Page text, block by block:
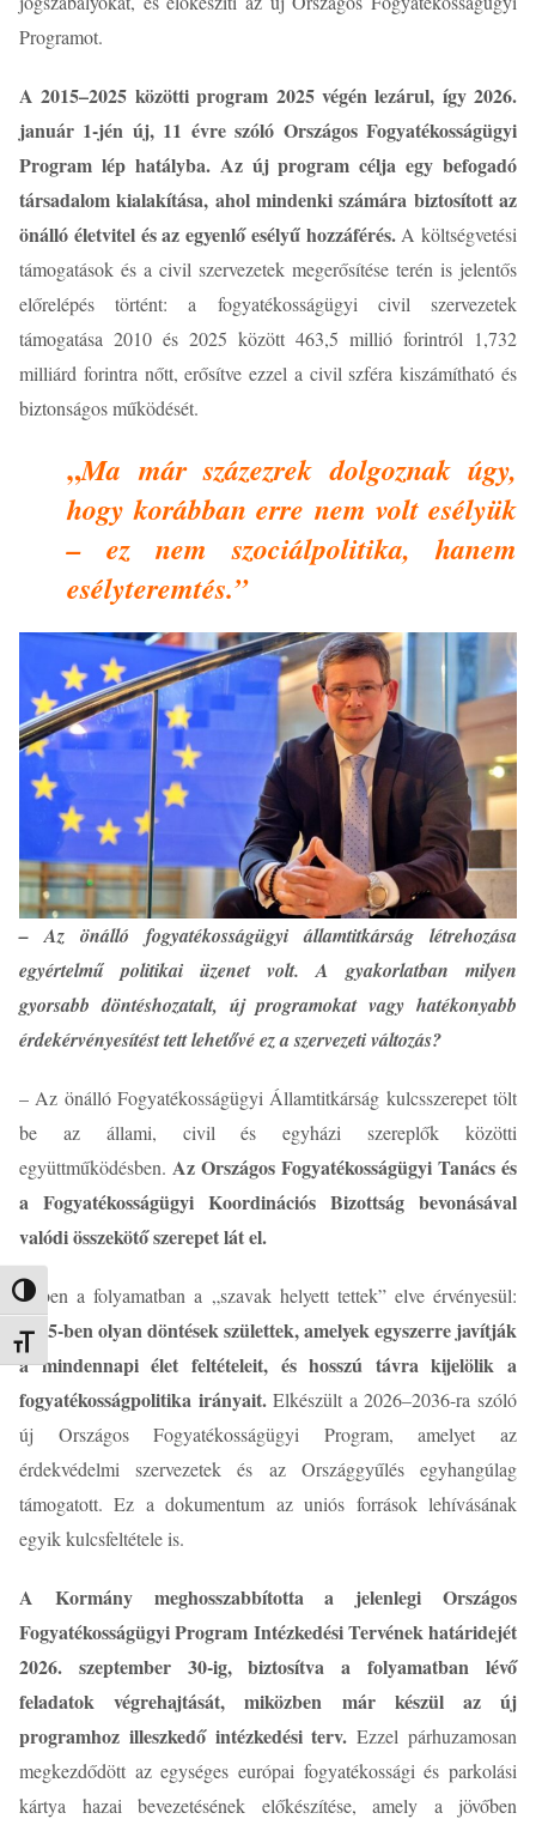
Nagy kontraszt váltása
Betűméret váltása
Programot.
A 2015–2025 közötti program 2025 végén lezárul, így 2026.
január 1-jén új, 11 évre szóló Országos Fogyatékosságügyi
Program lép hatályba. Az új program célja egy befogadó
társadalom kialakítása, ahol mindenki számára biztosított az
önálló életvitel és az egyenlő esélyű hozzáférés.A költségvetési
támogatások és a civil szervezetek megerősítése terén is jelentős
előrelépés történt: a fogyatékosságügyi civil szervezetek
támogatása 2010 és 2025 között 463,5 millió forintról 1,732
milliárd forintra nőtt, erősítve ezzel a civil szféra kiszámítható és
biztonságos működését.
„Ma már százezrek dolgoznak úgy,
hogy korábban erre nem volt esélyük
– ez nem szociálpolitika, hanem
esélyteremtés.”
– Az önálló fogyatékosságügyi államtitkárság létrehozása
egyértelmű politikai üzenet volt. A gyakorlatban milyen
gyorsabb döntéshozatalt, új programokat vagy hatékonyabb
érdekérvényesítést tett lehetővé ez a szervezeti változás?
– Az önálló Fogyatékosságügyi Államtitkárság kulcsszerepet tölt
be az állami, civil és egyházi szereplők közötti
együttműködésben. Az Országos Fogyatékosságügyi Tanács és
a Fogyatékosságügyi Koordinációs Bizottság bevonásával
valódi összekötő szerepet lát el.
Ebben a folyamatban a „szavak helyett tettek” elve érvényesül:
2025-ben olyan döntések születtek, amelyek egyszerre javítják
a mindennapi élet feltételeit, és hosszú távra kijelölik a
fogyatékosságpolitika irányait.Elkészült a 2026–2036-ra szóló
új Országos Fogyatékosságügyi Program, amelyet az
érdekvédelmi szervezetek és az Országgyűlés egyhangúlag
támogatott. Ez a dokumentum az uniós források lehívásának
egyik kulcsfeltétele is.
A Kormány meghosszabbította a jelenlegi Országos
Fogyatékosságügyi Program Intézkedési Tervének határidejét
2026. szeptember 30-ig, biztosítva a folyamatban lévő
feladatok végrehajtását, miközben már készül az új
programhoz illeszkedő intézkedési terv. Ezzel párhuzamosan
megkezdődött az egységes európai fogyatékossági és parkolási
kártya hazai bevezetésének előkészítése, amely a jövőben